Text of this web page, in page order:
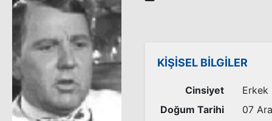
KİŞİSEL BİLGİLER
Cinsiyet
Erkek
Doğum Tarihi
07